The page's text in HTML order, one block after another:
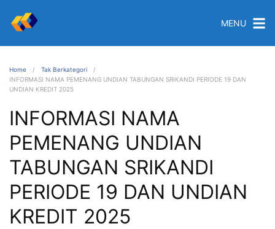
MENU
Home
Tak Berkategori
INFORMASI NAMA PEMENANG UNDIAN TABUNGAN SRIKANDI PERIODE 19 DAN
UNDIAN KREDIT 2025
INFORMASI NAMA
PEMENANG UNDIAN
TABUNGAN SRIKANDI
PERIODE 19 DAN UNDIAN
KREDIT 2025